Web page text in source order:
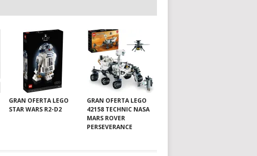
GRAN OFERTA LEGO
STAR WARS R2-D2
GRAN OFERTA LEGO
42158 TECHNIC NASA
MARS ROVER
PERSEVERANCE